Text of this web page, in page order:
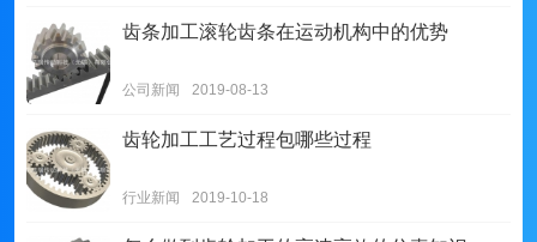
齿条加工滚轮齿条在运动机构中的优势
公司新闻 2019-08-13
齿轮加工工艺过程包哪些过程
行业新闻 2019-10-18